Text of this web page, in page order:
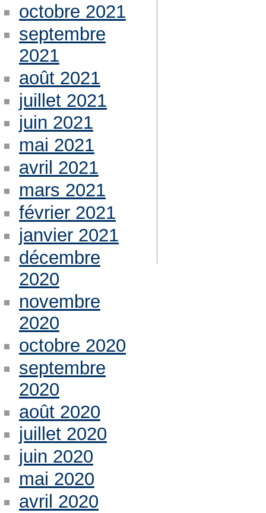
octobre 2021
septembre
2021
août 2021
juillet 2021
juin 2021
mai 2021
avril 2021
mars 2021
février 2021
janvier 2021
décembre
2020
novembre
2020
octobre 2020
septembre
2020
août 2020
juillet 2020
juin 2020
mai 2020
avril 2020